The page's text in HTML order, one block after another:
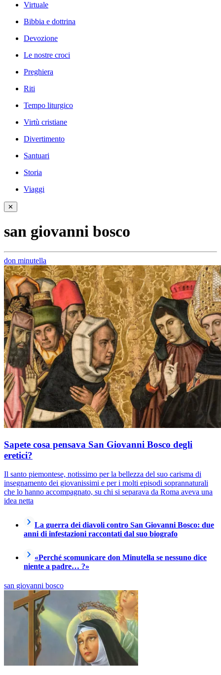
Virtuale
Bibbia e dottrina
Devozione
Le nostre croci
Preghiera
Riti
Tempo liturgico
Virtù cristiane
Divertimento
Santuari
Storia
Viaggi
✕
san giovanni bosco
don minutella
Sapete cosa pensava San Giovanni Bosco degli
eretici?
Il santo piemontese, notissimo per la bellezza del suo carisma di
insegnamento dei giovanissimi e per i molti episodi soprannaturali
che lo hanno accompagnato, su chi si separava da Roma aveva una
idea netta
La guerra dei diavoli contro San Giovanni Bosco: due
anni di infestazioni raccontati dal suo biografo
«Perché scomunicare don Minutella se nessuno dice
niente a padre… ?»
san giovanni bosco